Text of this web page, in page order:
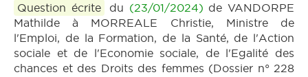
Question écrite du (23/01/2024) de VANDORPE
Mathilde à MORREALE Christie, Ministre de
l'Emploi, de la Formation, de la Santé, de l'Action
sociale et de l'Economie sociale, de l'Egalité des
chances et des Droits des femmes (Dossier n° 228